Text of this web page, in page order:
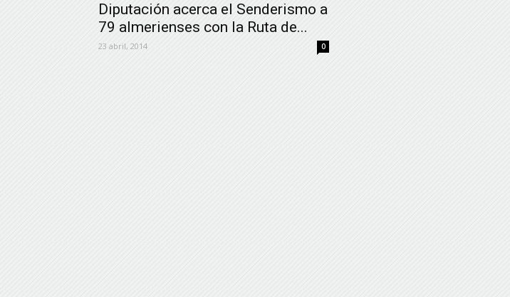
Diputación acerca el Senderismo a
79 almerienses con la Ruta de...
23 abril, 2014 0